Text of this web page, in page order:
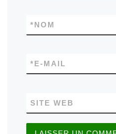
NOM
*
E-MAIL
*
SITE WEB